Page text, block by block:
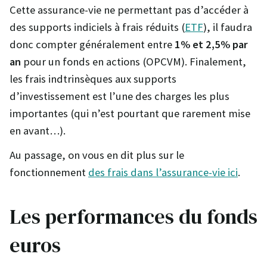
Cette assurance-vie ne permettant pas d’accéder à
des supports indiciels à frais réduits (ETF), il faudra
donc compter généralement entre 1% et 2,5% par
an pour un fonds en actions (OPCVM). Finalement,
les frais indtrinsèques aux supports
d’investissement est l’une des charges les plus
importantes (qui n’est pourtant que rarement mise
en avant…).
Au passage, on vous en dit plus sur le
fonctionnement des frais dans l’assurance-vie ici.
Les performances du fonds
euros